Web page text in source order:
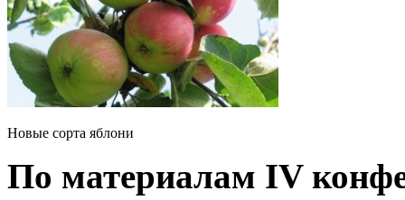
Новые сорта яблони
По материалам IV